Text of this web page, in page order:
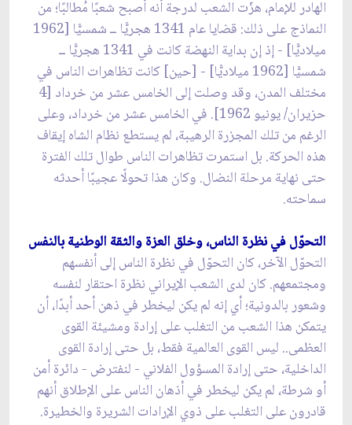
الهادر للإمام، هزّت الشعب لدرجة أنه أصبح شعبًا مُطالبًا؛ من
النماذج على ذلك: قضايا عام 1341 هجريًّا ــ شمسيًّا [1962
ميلاديًّا] - إذ إن بداية النهضة كانت في 1341 هجريًّا ــ
شمسيًّا [1962 ميلاديًّا] - [حين] كانت تظاهرات الناس في
مختلف المدن، وقد وصلت إلى الخامس عشر من خرداد [4
حزيران/ يونيو 1962]. في الخامس عشر من خرداد، وعلى
الرغم من تلك المجزرة الرهيبة، لم يستطع نظام الشاه إيقاف
هذه الحركة. بل استمرت تظاهرات الناس طوال تلك الفترة
حتى نهاية مرحلة النضال. وكان هذا تحولًا عجيبًا أحدثه
سماحته.
التحوّل في نظرة الناس، وخلق العزة والثقة الوطنية بالنفس
التحوّل الآخر، كان التحوّل في نظرة الناس إلى أنفسهم
ومجتمعهم. كان لدى الشعب الإيراني نظرة احتقار لنفسه
وشعور بالدونية؛ أي إنه لم يكن ليخطر في ذهن أحد أبدًا، أن
يتمكن هذا الشعب من التغلب على إرادة ومشيئة القوى
العظمى.. ليس القوى العالمية فقط، بل حتى إرادة القوى
الداخلية، حتى إرادة المسؤول الفلاني - لنفترض - دائرة أمن
أو شرطة، لم يكن ليخطر في أذهان الناس على الإطلاق أنهم
قادرون على التغلب على ذوي الإرادات الشريرة والخطيرة.